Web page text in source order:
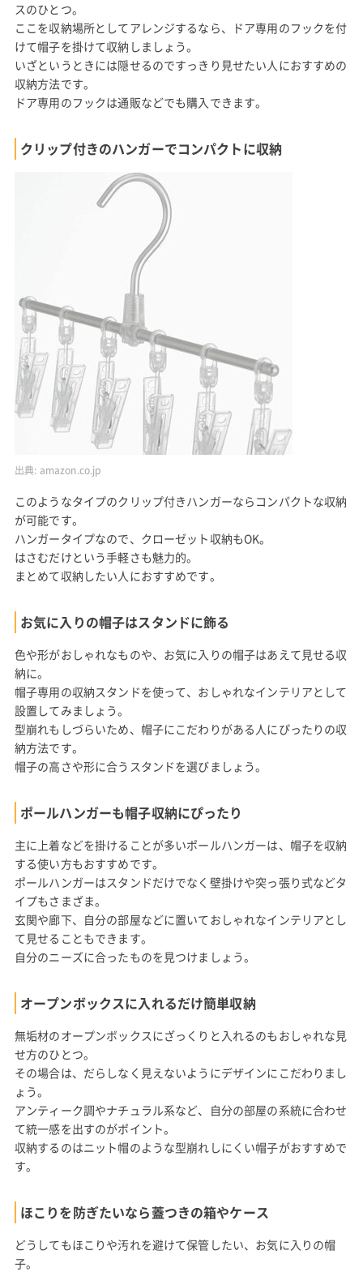
スのひとつ。
ここを収納場所としてアレンジするなら、ドア専用のフックを付
けて帽子を掛けて収納しましょう。
いざというときには隠せるのですっきり見せたい人におすすめの
収納方法です。
ドア専用のフックは通販などでも購入できます。
クリップ付きのハンガーでコンパクトに収納
出典: amazon.co.jp
このようなタイプのクリップ付きハンガーならコンパクトな収納
が可能です。
ハンガータイプなので、クローゼット収納もOK。
はさむだけという手軽さも魅力的。
まとめて収納したい人におすすめです。
お気に入りの帽子はスタンドに飾る
色や形がおしゃれなものや、お気に入りの帽子はあえて見せる収
納に。
帽子専用の収納スタンドを使って、おしゃれなインテリアとして
設置してみましょう。
型崩れもしづらいため、帽子にこだわりがある人にぴったりの収
納方法です。
帽子の高さや形に合うスタンドを選びましょう。
ポールハンガーも帽子収納にぴったり
主に上着などを掛けることが多いポールハンガーは、帽子を収納
する使い方もおすすめです。
ポールハンガーはスタンドだけでなく壁掛けや突っ張り式などタ
イプもさまざま。
玄関や廊下、自分の部屋などに置いておしゃれなインテリアとし
て見せることもできます。
自分のニーズに合ったものを見つけましょう。
オープンボックスに入れるだけ簡単収納
無垢材のオープンボックスにざっくりと入れるのもおしゃれな見
せ方のひとつ。
その場合は、だらしなく見えないようにデザインにこだわりまし
ょう。
アンティーク調やナチュラル系など、自分の部屋の系統に合わせ
て統一感を出すのがポイント。
収納するのはニット帽のような型崩れしにくい帽子がおすすめで
す。
ほこりを防ぎたいなら蓋つきの箱やケース
どうしてもほこりや汚れを避けて保管したい、お気に入りの帽
子。